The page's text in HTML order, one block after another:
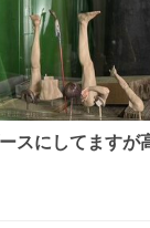
スにしてますが
を置くだけのツ
っかり上がるの